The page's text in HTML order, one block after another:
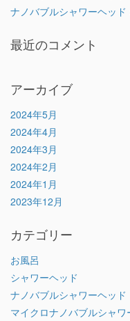
ナノバブルシャワーヘッ
最近のコメント
アーカイブ
2024年5月
2024年4月
2024年3月
2024年2月
2024年1月
2023年12月
カテゴリー
お風呂
シャワーヘッド
ナノバブルシャワーヘッド
マイクロナノバブルシャワ